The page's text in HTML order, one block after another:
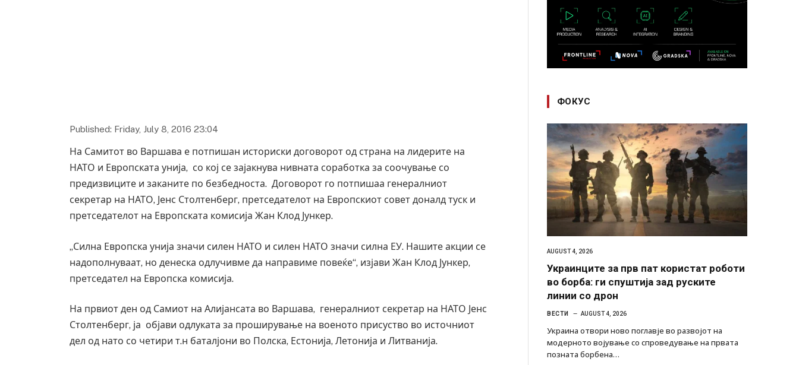
Published: Friday, July 8, 2016 23:04
На Самитот во Варшава е потпишан историски договорот од страна на лидерите на
НАТО и Европската унија, со кој се зајакнува нивната соработка за соочување со
предизвиците и заканите по безбедноста. Договорот го потпишаа генералниот
секретар на НАТО, Јенс Столтенберг, претседателот на Европскиот совет доналд туск и
претседателот на Европската комисија Жан Клод Јункер.
„Силна Европска унија значи силен НАТО и силен НАТО значи силна ЕУ. Нашите акции се
надополнуваат, но денеска одлучивме да направиме повеќе“, изјави Жан Клод Јункер,
претседател на Европска комисија.
На првиот ден од Самиот на Алијансата во Варшава, генералниот секретар на НАТО Јенс
Столтенберг, ја објави одлуката за проширување на военото присуство во источниот
дел од нато со четири т.н баталјони во Полска, Естонија, Летонија и Литванија.
ФОКУС
AUGUST 4, 2026
Украинците за прв пат користат роботи
во борба: ги спуштија зад руските
линии со дрон
ВЕСТИ AUGUST 4, 2026
Украина отвори ново поглавје во развојот на
модерното војување со спроведување на првата
позната борбена…